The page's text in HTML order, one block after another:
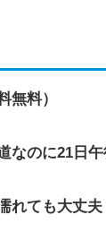
無料）
なのに21日午
れても大丈夫